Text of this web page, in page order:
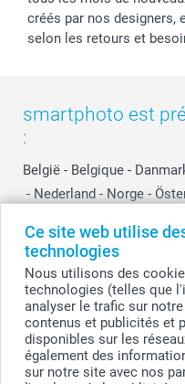
Ce site web utilise
technologies
Nous utilisons des
technologies (telles que
analyser le trafic sur
contenus et publicités et
disponibles sur les
également des
sur notre site avec nos
créés par nos designers,
selon les retours et
smartphoto est
:
België - Belgique -
- Nederland - Norge -
Other Countries
© smartphoto group. Tous
Tous les prix sont en EURO